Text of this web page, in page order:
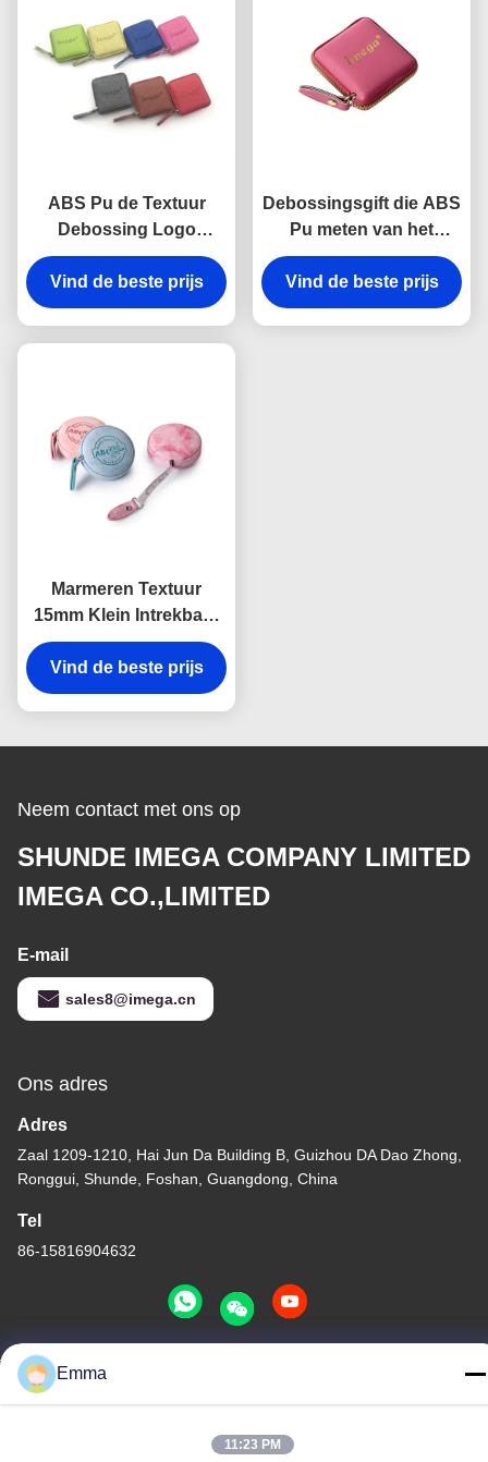
ABS Pu de Textuur
Debossing Logo
Souvenir van Leermini
retractable tape
measure fabric
Vind de beste prijs
Debossingsgift die ABS
Pu meten van het
Bandvierkant In reliëf
gemaakte Embleem
Vind de beste prijs
Marmeren Textuur
15mm Klein Intrekbaar
Embleem van
Debossing van het
Meetlintlichaam
Vind de beste prijs
Neem contact met ons op
SHUNDE IMEGA COMPANY LIMITED
IMEGA CO.,LIMITED
E-mail
sales8@imega.cn
Ons adres
Adres
Zaal 1209-1210, Hai Jun Da Building B, Guizhou DA Dao Zhong,
Ronggui, Shunde, Foshan, Guangdong, China
Tel
86-15816904632
ketting Leverancier. Copyright © -2026 SHUNDE IMEGA
Emma
11:23 PM